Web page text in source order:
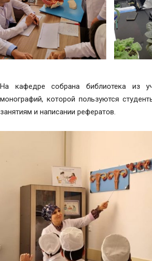
На кафедре собрана библиотека из
монографий, которой пользуются
занятиям и написании рефератов.